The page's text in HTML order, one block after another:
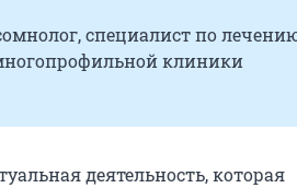
специалист по
клиники
деятельность, которая